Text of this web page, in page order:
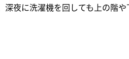
夜に洗濯機を回しても上の階